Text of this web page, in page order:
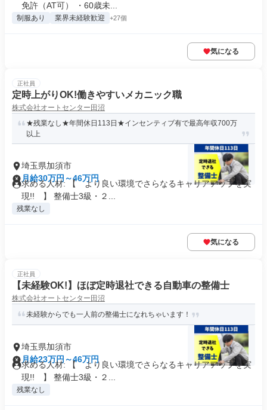
免許（AT可） ・60歳未...
制服あり 業界未経験歓迎 +27個
気になる
正社員
定時上がりOK!働きやすいメカニック職
株式会社オートセンター田沼
★残業なし★年間休日113日★インセンティブ有で最高年収700万
以上
埼玉県加須市
月給30万円～46万円
求める人材: 【 より良い環境でさらなるキャリアアップを実
現!! 】 整備士3級・２...
残業なし
気になる
正社員
【未経験OK!】ほぼ定時退社できる自動車の整備士
株式会社オートセンター田沼
未経験からでも一人前の整備士になれちゃいます！
埼玉県加須市
月給23万円～46万円
求める人材: 【 より良い環境でさらなるキャリアアップを実
現!! 】 整備士3級・２...
残業なし